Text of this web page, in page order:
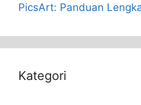
PicsArt: Panduan
Kategori